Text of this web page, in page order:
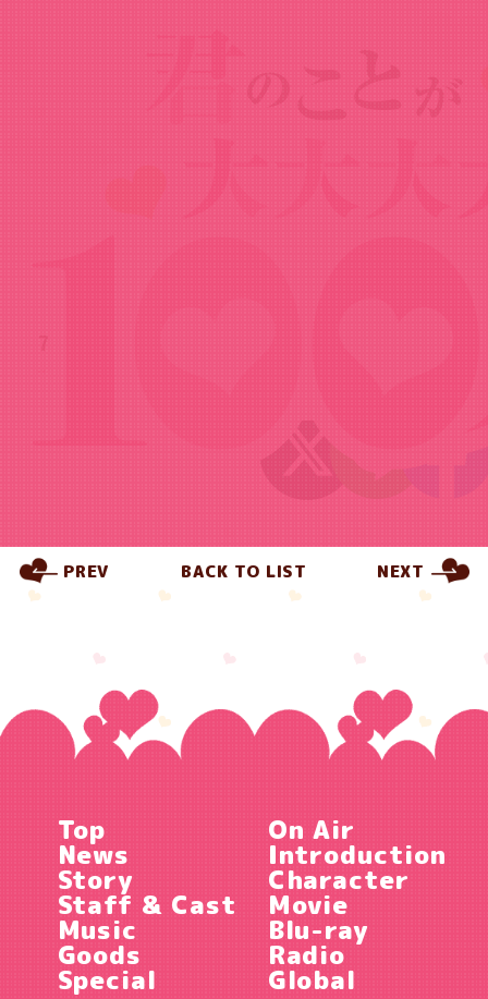
News
7回（2023年11月24日配信）
PREV BACK TO LIST NEXT
Top On Air
News Introduction
Story Character
Staff & Cast Movie
Music Blu-ray
Goods Radio
Special Global